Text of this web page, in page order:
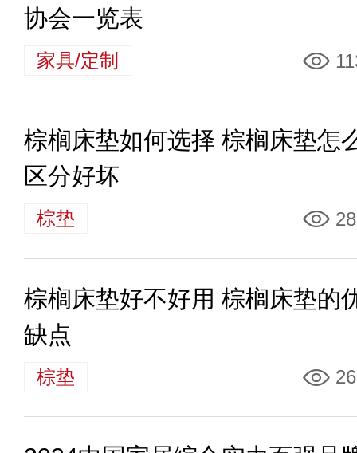
协会一览表
家具/定制
棕榈床垫如何选择 棕榈床垫怎
区分好坏
棕垫
棕榈床垫好不好用 棕榈床垫的
缺点
棕垫